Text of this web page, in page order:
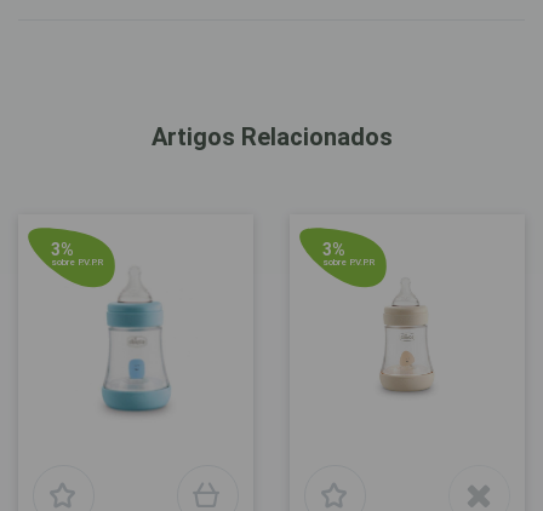
Artigos Relacionados
3%
sobre P.V.P.R
3%
sobre P.V.P.R